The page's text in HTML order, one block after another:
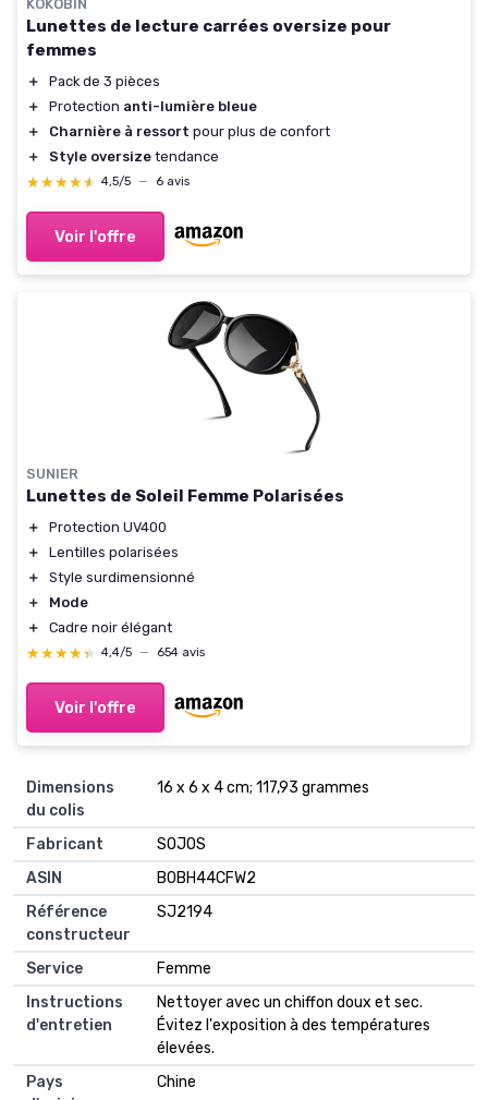
KOKOBIN
Lunettes de lecture carrées oversize pour
femmes
＋
Pack de 3 pièces
＋
Protection anti-lumière bleue
＋
Charnière à ressort pour plus de confort
＋
Style oversize tendance
★★★★★
★★★★★ 4,5/5 — 6 avis
Voir l'offre
SUNIER
Lunettes de Soleil Femme Polarisées
＋
Protection UV400
＋
Lentilles polarisées
＋
Style surdimensionné
＋
Mode
＋
Cadre noir élégant
★★★★★
★★★★★ 4,4/5 — 654 avis
Voir l'offre
Dimensions
du colis
16 x 6 x 4 cm; 117,93 grammes
Fabricant
SOJOS
ASIN
B0BH44CFW2
Référence
constructeur
SJ2194
Service
Femme
Instructions
d'entretien
Nettoyer avec un chiffon doux et sec.
Évitez l'exposition à des températures
élevées.
Pays
Chine